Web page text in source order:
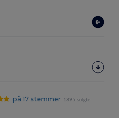
på 17 stemmer
1895 solgte